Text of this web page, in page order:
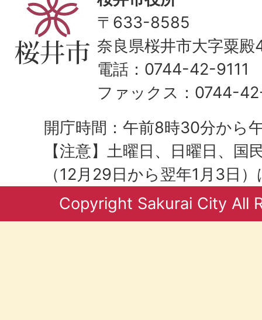
〒633-8585
奈良県桜井市大字粟
電話：0744-42-9111
ファックス：0744-
開庁時間：午前8時30分から
【注意】土曜日、日曜日、国
（12月29日から翌年1月3日
Copyright Sakurai City All